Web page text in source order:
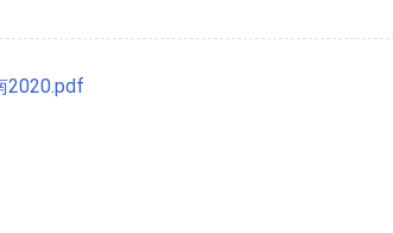
2020.pdf